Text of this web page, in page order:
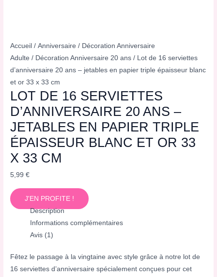
Accueil /Anniversaire / Décoration Anniversaire
Adulte / Décoration Anniversaire 20 ans / Lot de 16 serviettes
d’anniversaire 20 ans – jetables en papier triple épaisseur blanc
et or 33 x 33 cm
LOT DE 16 SERVIETTES
D’ANNIVERSAIRE 20 ANS –
JETABLES EN PAPIER TRIPLE
ÉPAISSEUR BLANC ET OR 33
X 33 CM
5,99€
J'EN PROFITE !
Description
Informations complémentaires
Avis (1)
Fêtez le passage à la vingtaine avec style grâce à notre lot de
16 serviettes d’anniversaire spécialement conçues pour cet